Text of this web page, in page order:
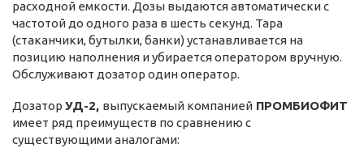
расходной емкости. Дозы выдаются автоматически с
частотой до одного раза в шесть секунд. Тара
(стаканчики, бутылки, банки) устанавливается на
позицию наполнения и убирается оператором вручную.
Обслуживают дозатор один оператор.
Дозатор УД-2, выпускаемый компанией ПРОМБИОФИТ
имеет ряд преимуществ по сравнению с
существующими аналогами: